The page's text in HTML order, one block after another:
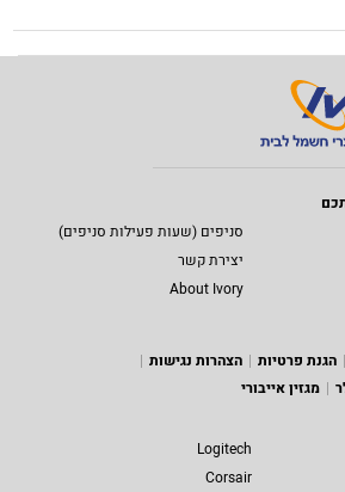
סניפים (שעות פעילות סניפים)
יצירת קשר
About Ivory
הגנת פרטיות
הצהרות נגישות
מגזין אייבורי
Logitech
Corsair